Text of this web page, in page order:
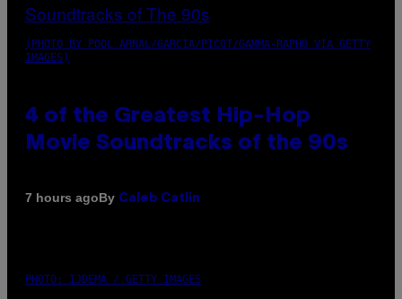
(PHOTO BY POOL ARNAL/GARCIA/PICOT/GAMMA-RAPHO VIA GETTY
IMAGES)
4 of the Greatest Hip-Hop
Movie Soundtracks of the 90s
7 hours agoBy Caleb Catlin
PHOTO: IJDEMA / GETTY IMAGES